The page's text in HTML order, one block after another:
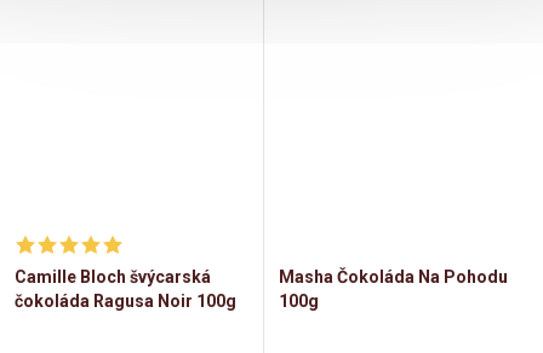
Camille Bloch švýcarská
čokoláda Ragusa Noir 100g
Masha Čokoláda Na Pohodu
100g